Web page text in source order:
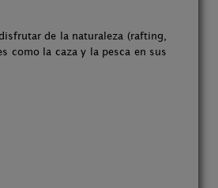
de la naturaleza (rafting,
como la caza y la pesca en sus